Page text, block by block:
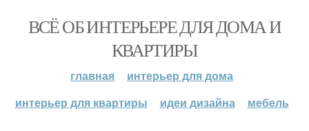
ВСЁ ОБ ИНТЕРЬЕРЕ ДЛЯ ДОМА И
КВАРТИРЫ
главная
интерьер для дома
интерьер для квартиры
идеи дизайна мебель